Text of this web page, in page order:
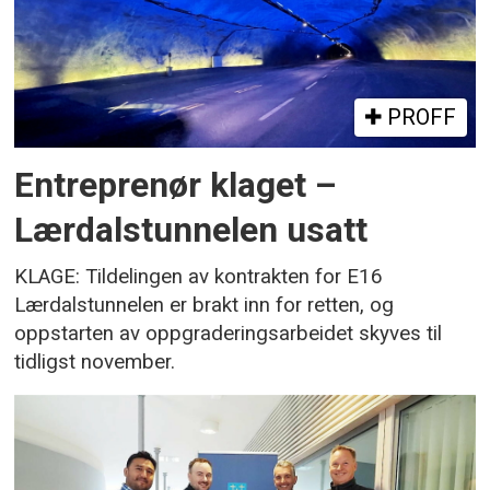
PROFF
Entreprenør klaget –
Lærdalstunnelen usatt
KLAGE: Tildelingen av kontrakten for E16
Lærdalstunnelen er brakt inn for retten, og
oppstarten av oppgraderingsarbeidet skyves til
tidligst november.